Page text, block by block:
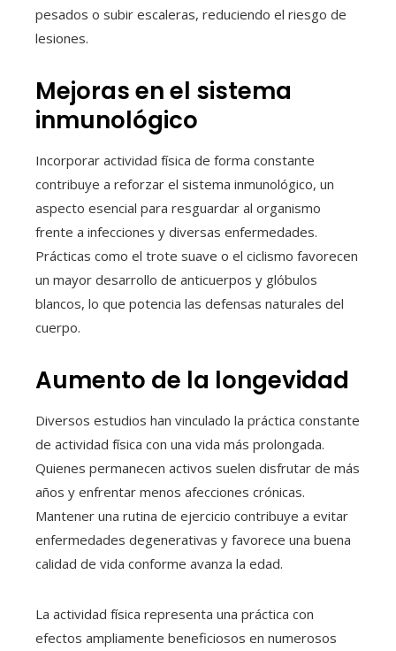
pesados o subir escaleras, reduciendo el riesgo de
lesiones.
Mejoras en el sistema
inmunológico
Incorporar actividad física de forma constante
contribuye a reforzar el sistema inmunológico, un
aspecto esencial para resguardar al organismo
frente a infecciones y diversas enfermedades.
Prácticas como el trote suave o el ciclismo favorecen
un mayor desarrollo de anticuerpos y glóbulos
blancos, lo que potencia las defensas naturales del
cuerpo.
Aumento de la longevidad
Diversos estudios han vinculado la práctica constante
de actividad física con una vida más prolongada.
Quienes permanecen activos suelen disfrutar de más
años y enfrentar menos afecciones crónicas.
Mantener una rutina de ejercicio contribuye a evitar
enfermedades degenerativas y favorece una buena
calidad de vida conforme avanza la edad.
La actividad física representa una práctica con
efectos ampliamente beneficiosos en numerosos